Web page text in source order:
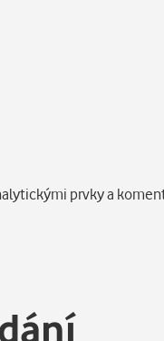
prvky a